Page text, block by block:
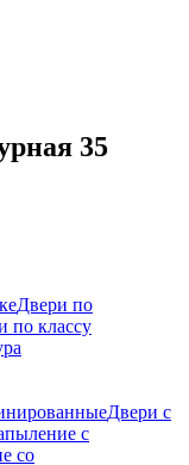
35
Двери по
по классу
Двери с
с
со